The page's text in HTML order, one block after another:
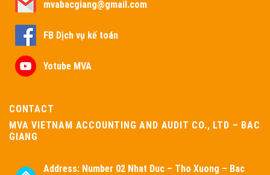
mvabacgiang@gmail.com
FB Dịch vụ kế toán
Yotube MVA
CONTACT
MVA VIETNAM ACCOUNTING AND AUDIT CO., LTD – BAC
GIANG
Address: Number 02 Nhat Duc – Tho Xuong – Bac